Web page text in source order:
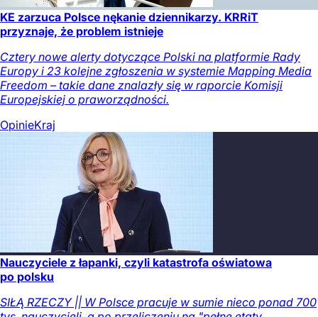
KE zarzuca Polsce nękanie dziennikarzy. KRRiT
przyznaje, że problem istnieje
Cztery nowe alerty dotyczące Polski na platformie Rady
Europy i 23 kolejne zgłoszenia w systemie Mapping Media
Freedom – takie dane znalazły się w raporcie Komisji
Europejskiej o praworządności.
OpinieKraj
Nauczyciele z łapanki, czyli katastrofa oświatowa
po polsku
SIŁĄ RZECZY || W Polsce pracuje w sumie nieco ponad 700